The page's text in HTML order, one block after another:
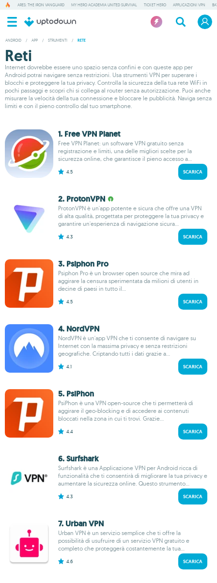
ARES: THE IRON VANGUARD MY HERO ACADEMIA UNITED SURVIVAL TICKET HERO APPLICAZIONI VPN
ANDROID / APP / STRUMENTI / RETE
Reti
Internet dovrebbe essere uno spazio senza confini e con queste app per
Android potrai navigare senza restrizioni. Usa strumenti VPN per superare i
blocchi e proteggere la tua privacy. Controlla la sicurezza della tua rete WiFi in
pochi passaggi e scopri chi si collega al router senza autorizzazione. Puoi anche
misurare la velocità della tua connessione e bloccare le pubblicità. Naviga senza
limiti e con il pieno controllo dal tuo smartphone.
1. Free VPN Planet
Free VPN Planet: un software VPN gratuito senza
registrazione e limiti, una delle migliori scelte per la
sicurezza online, che garantisce il pieno accesso a...
4.5 SCARICA
2. ProtonVPN
ProtonVPN è un'app potente e sicura che offre una VPN
di alta qualità, progettata per proteggere la tua privacy e
garantire un'esperienza di navigazione sicura...
4.3 SCARICA
3. Psiphon Pro
Psiphon Pro è un browser open source che mira ad
aggirare la censura sperimentata da milioni di utenti in
decine di paesi in tutto il...
4.5 SCARICA
4. NordVPN
NordVPN è un'app VPN che ti consente di navigare su
Internet con la massima privacy e senza restrizioni
geografiche. Criptando tutti i dati grazie a...
4.1 SCARICA
5. PsiPhon
PsiPhon è una VPN open-source che ti permetterà di
aggirare il geo-blocking e di accedere ai contenuti
bloccati nella zona in cui ti trovi. Grazie...
4.4 SCARICA
6. Surfshark
Surfshark è una Applicazione VPN per Android ricca di
funzionalità che ti consentirà di migliorare la tua privacy e
aumentare la sicurezza online. Questo strumento...
4.3 SCARICA
7. Urban VPN
Urban VPN è un servizio semplice che ti offre la
possibilità di usufruire di un servizio VPN gratuito e
completo che proteggerà costantemente la tua...
4.6 SCARICA